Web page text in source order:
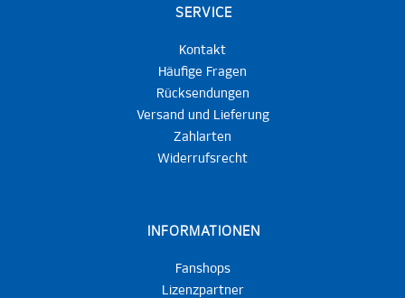
SERVICE
Kontakt
Häufige Fragen
Rücksendungen
Versand und Lieferung
Zahlarten
Widerrufsrecht
INFORMATIONEN
Fanshops
Lizenzpartner